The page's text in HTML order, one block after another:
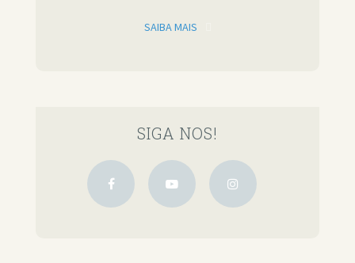
SAIBA MAIS
SIGA NOS!